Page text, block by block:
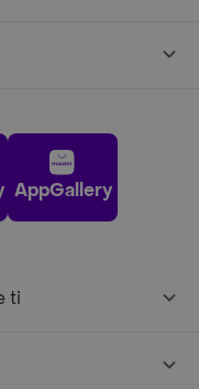
AppGallery
ti